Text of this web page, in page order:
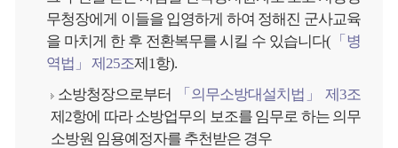
무청장에게 이들을 입영하게 하여 정해진 군사교육
을 마치게 한 후 전환복무를 시킬 수 있습니다( 「병
역법」 제25조제1항).
소방청장으로부터
「의무소방대설치법」 제3조
제2항에 따라 소방업무의 보조를 임무로 하는 의무
소방원 임용예정자를 추천받은 경우